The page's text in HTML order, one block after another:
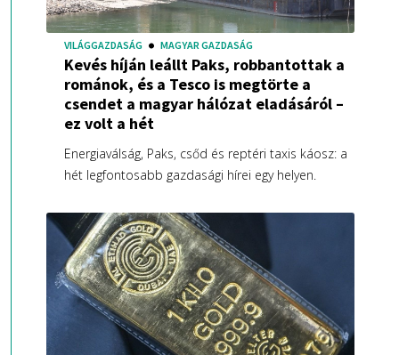
VILÁGGAZDASÁG MAGYAR GAZDASÁG
Kevés híján leállt Paks, robbantottak a
románok, és a Tesco is megtörte a
csendet a magyar hálózat eladásáról –
ez volt a hét
Energiaválság, Paks, csőd és reptéri taxis káosz: a
hét legfontosabb gazdasági hírei egy helyen.